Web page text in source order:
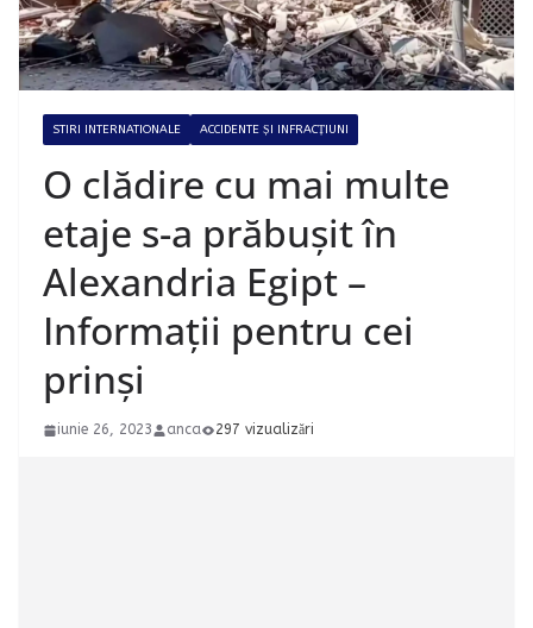
STIRI INTERNATIONALE ACCIDENTE ȘI INFRACȚIUNI
O clădire cu mai multe
etaje s-a prăbușit în
Alexandria Egipt –
Informații pentru cei
prinși
iunie 26, 2023 anca 297 vizualizări